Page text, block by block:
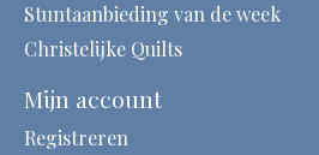
Stuntaanbieding van de week
Christelijke Quilts
Mijn account
Registreren